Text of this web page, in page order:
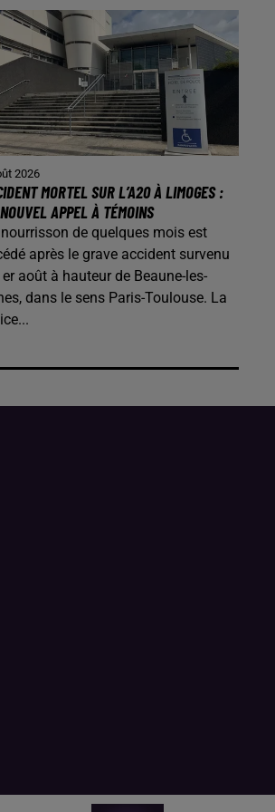
2026
MORTEL SUR L’A20 À LIMOGES :
APPEL À TÉMOINS
de quelques mois est
après le grave accident survenu
août à hauteur de Beaune-les-
dans le sens Paris-Toulouse. La